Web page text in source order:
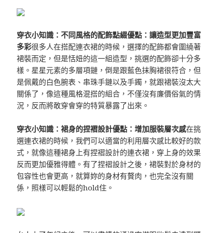
穿衣小知識：不同風格的配飾點綴優點：讓造型更加豐富
多彩很多人在搭配連衣裙的時候，選擇的配飾都會圍繞著
裙裝而定，但是恬妞的這一組造型，挑選的配飾卻十分多
樣。星星元素的多層項鏈，倒是跟藍色抹胸裙很符合，但
是佩戴的白色腕表、串珠手鏈以及手鐲，就跟裙裝沒太大
關係了，像這種風格混搭的組合，不僅沒有廉價俗氣的情
況，反而將敢穿會穿的特質暴露了出來。
穿衣小知識：裙身的捏褶設計優點：增加服裝層次感在挑
選連衣裙的時候，我們可以適當的利用層次感比較好的款
式，就像這種裙身上有捏褶設計的連衣裙，穿上身的效果
反而更加優雅得體。有了捏褶設計之後，裙裝對於身材的
包容性也會更高，就算妳的身材有贅肉，也完全沒有關
係，照樣可以輕鬆的hold住。